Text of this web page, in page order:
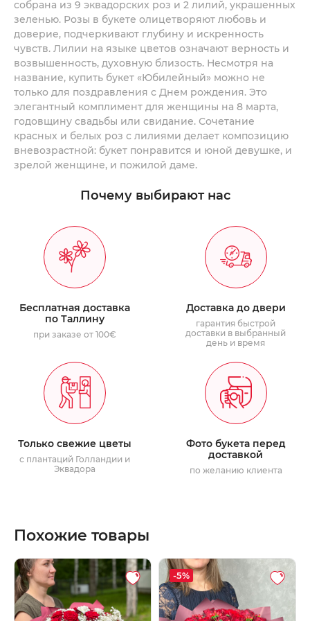
собрана из 9 эквадорских роз и 2 лилий, украшенных
зеленью. Розы в букете олицетворяют любовь и
доверие, подчеркивают глубину и искренность
чувств. Лилии на языке цветов означают верность и
возвышенность, духовную близость. Несмотря на
название, купить букет «Юбилейный» можно не
только для поздравления с Днем рождения. Это
элегантный комплимент для женщины на 8 марта,
годовщину свадьбы или свидание. Сочетание
красных и белых роз с лилиями делает композицию
вневозрастной: букет понравится и юной девушке, и
зрелой женщине, и пожилой даме.
момента поступления заказа.
Почему выбирают нас
Бесплатная доставка
по Таллину
при заказе от 100€
Доставка до двери
гарантия быстрой
доставки в выбранный
день и время
Только свежие цветы
с плантаций Голландии и
Эквадора
Фото букета перед
доставкой
по желанию клиента
Похожие товары
-5%